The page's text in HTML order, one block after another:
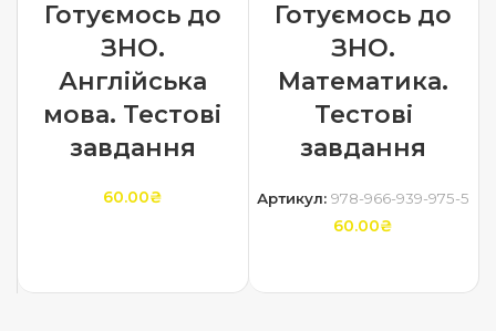
Готуємось до
ЗНО.
Англійська
мова. Тестові
завдання
60.00₴
Готуємось до
ЗНО.
Математика.
Тестові
завдання
Артикул:978-966-939-975-5
60.00₴